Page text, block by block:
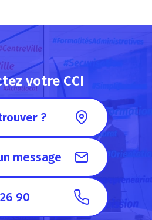
votre CCI
?
message
90